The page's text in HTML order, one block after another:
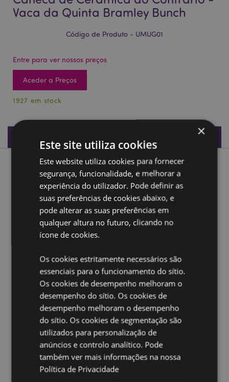
Vaca da Quinta Bramley Bunch
Código de Produto - UMUG01
Entre para ver nossos preços
Aceder a Preços
1927 em stock
Descrição do Produto
Caneca de Cerâmica ao Contrário - Vaca da Quinta
Bramley Bunch
Material: Dolomita Cerámica
Apto para comida:Sim
Apto para máquina de lavar loiça:Não
Volume:500ml
Ampliar informação:
Quer saber mais acerca de comprar na Puckator?
a nossa
Guia de informação para o cliente.
Caracteristicas do Produto
×
Este site utiliza cookies
Este website utiliza cookies para fornecer
segurança, funcionalidade, e melhorar a
experiência do utilizador. Pode definir as
suas preferências de cookies abaixo, e
pode alterar as suas preferências em
qualquer altura no futuro, clicando no
ícone de cookies.
Os cookies estritamente necessários são
essenciais para o funcionamento do sítio.
Os cookies de desempenho melhoram o
desempenho do sítio. Os cookies de
desempenho melhoram o desempenho
do sítio. Os cookies de segmentação são
utilizados para personalização de
anúncios e controlo analítico. Pode
também ver mais informações na nossa
Política de Privacidade